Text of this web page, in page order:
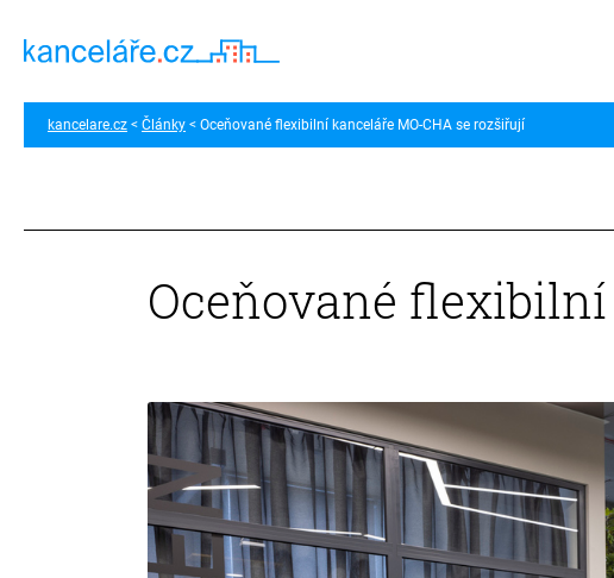
kancelare.cz Články Oceňované flexibilní kanceláře MO-CHA se rozšiřují
Oceňované